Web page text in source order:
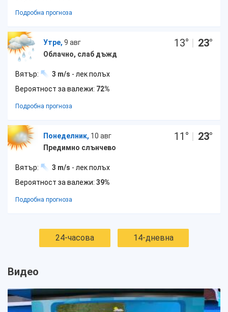
Подробна прогноза
Утре, 9 авг
Облачно, слаб дъжд
13° | 23°
Вятър: 3 m/s - лек полъх
Вероятност за валежи: 72%
Подробна прогноза
Понеделник, 10 авг
Предимно слънчево
11 ° | 23°
Вятър: 3 m/s - лек полъх
Вероятност за валежи: 39%
Подробна прогноза
24-часова 14-дневна
Видео